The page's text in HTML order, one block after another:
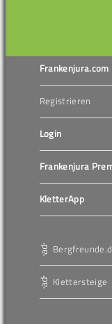
Frankenjura.com
Registrieren
Login
Frankenjura
KletterApp
Klettersteige